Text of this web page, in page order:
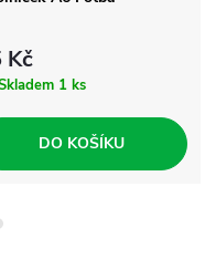
Kč
1 ks
DO KOŠÍKU